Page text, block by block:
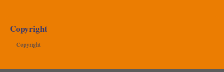
Copyright
Copyright